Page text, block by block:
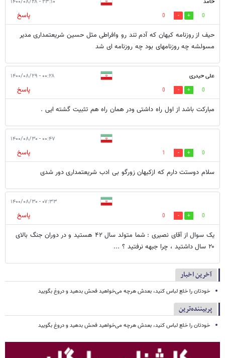
0
0
پاسخ
حیف از روزنامه کیهان که آدم تند رو وافراطی مثل حسین شریعتمداری مدیر
مسولشه چه روزنامهای بود چه روزنامه ای شد
علی حیدری ۰۰:۲۸ - ۱۴۰۰/۰۸/۲۹
0
0
پاسخ
مبارکت باشد از اول راه داشتی ودر همان راه هم تثبیت گشته ایی .
۰۰:۴۷ - ۱۴۰۰/۰۸/۳۰
0
1
پاسخ
سلام دوستت دارم که ازکیهان زورگو بی ادب شریعتمداری دور شدی
۰۷:۳۳ - ۱۴۰۰/۰۸/۳۰
0
0
پاسخ
یک سوال از آقای نصیری : شما متولد سال ۴۲ هستید و در دوران جنگ بالای
۲۰ سال داشتید ، چرا جبهه نرفتید ؟ ...
آخرین اخبار
خودتان را خلع لباس کنید، بعدش هرچه می‌خواهید فحش بدهید و دروغ بگویید
پربیننده‌ترین
خودتان را خلع لباس کنید، بعدش هرچه می‌خواهید فحش بدهید و دروغ بگویید